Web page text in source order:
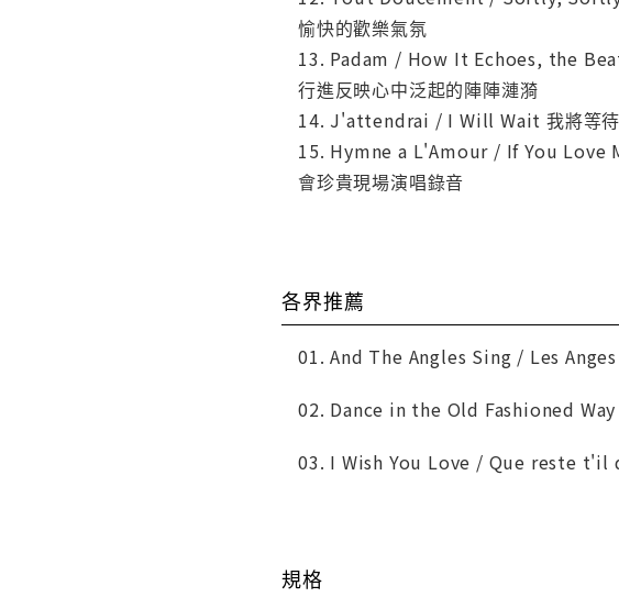
愉快的歡樂氣氛
13. Padam / How It Echoes, the
行進反映心中泛起的陣陣漣漪
14. J'attendrai / I Will Wait 我將等待
15. Hymne a L'Amour / If You Love
會珍貴現場演唱錄音
各界推薦
01. And The Angles Sing / Les
02. Dance in the Old Fashioned
03. I Wish You Love / Que reste t'il
規格